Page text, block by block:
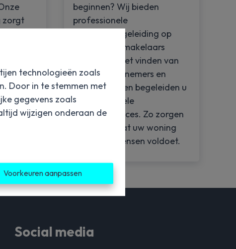
technologieën zoals
Door in te stemmen met
gegevens zoals
wijzigen onderaan de
Voorkeuren aanpassen
zorgt
u
beginnen? Wij bieden
professionele
renovatiebegeleiding op
maat. Onze makelaars
helpen u bij het vinden van
de juiste aannemers en
leveranciers en begeleiden u
tijdens het hele
renovatieproces. Zo zorgen
we ervoor dat uw woning
aan al uw wensen voldoet.
Social media